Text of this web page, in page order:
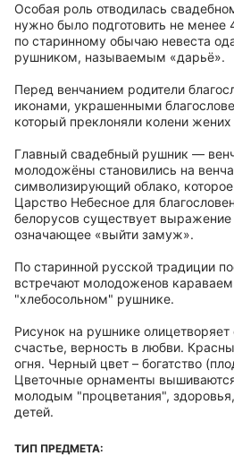
Особая роль отводилась
нужно было подготовить не менее
по старинному обычаю невеста
рушником, называемым «дарьё».
Перед венчанием родители
иконами, украшенными
который преклоняли колени жених
Главный свадебный рушник —
молодожёны становились на
символизирующий облако,
Царство Небесное для
белорусов существует выражение
означающее «выйти замуж».
По старинной русской традиции
встречают молодоженов
"хлебосольном" рушнике.
Рисунок на рушнике
счастье, верность в любви.
огня. Черный цвет – богатство
Цветочные орнаменты
молодым "процветания",
детей.
ТИП ПРЕДМЕТА: